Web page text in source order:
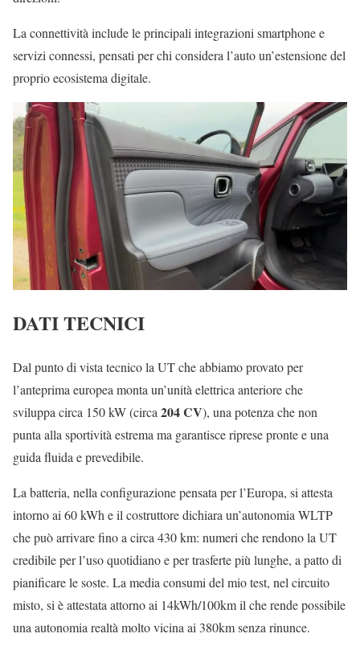
La connettività include le principali integrazioni smartphone e
servizi connessi, pensati per chi considera l’auto un’estensione del
proprio ecosistema digitale.
DATI TECNICI
Dal punto di vista tecnico la UT che abbiamo provato per
l’anteprima europea monta un’unità elettrica anteriore che
sviluppa circa 150 kW (circa 204 CV), una potenza che non
punta alla sportività estrema ma garantisce riprese pronte e una
guida fluida e prevedibile.
La batteria, nella configurazione pensata per l’Europa, si attesta
intorno ai 60 kWh e il costruttore dichiara un’autonomia WLTP
che può arrivare fino a circa 430 km: numeri che rendono la UT
credibile per l’uso quotidiano e per trasferte più lunghe, a patto di
pianificare le soste. La media consumi del mio test, nel circuito
misto, si è attestata attorno ai 14kWh/100km il che rende possibile
una autonomia realtà molto vicina ai 380km senza rinunce.